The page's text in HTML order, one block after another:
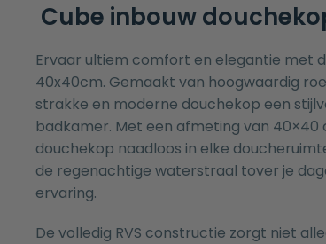
Cube inbouw
Ervaar ultiem comfort en elegantie met
40x40cm. Gemaakt van hoogwaardig
strakke en moderne douchekop een
badkamer. Met een afmeting van
douchekop naadloos in elke
de regenachtige waterstraal tover je
ervaring.
De volledig RVS constructie zorgt niet